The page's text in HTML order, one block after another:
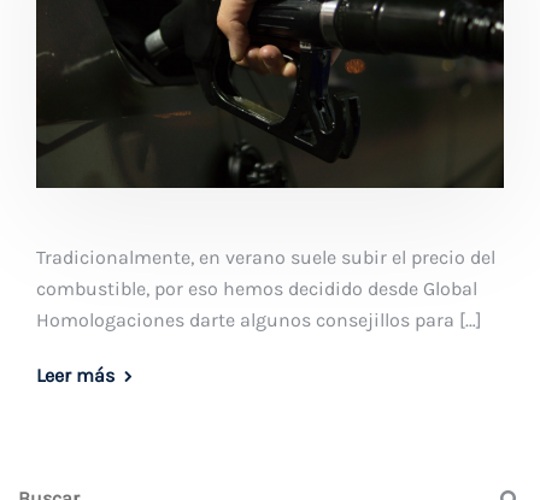
Tradicionalmente, en verano suele subir el precio del
combustible, por eso hemos decidido desde Global
Homologaciones darte algunos consejillos para […]
Leer más